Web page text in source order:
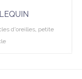
d'oreilles, petite